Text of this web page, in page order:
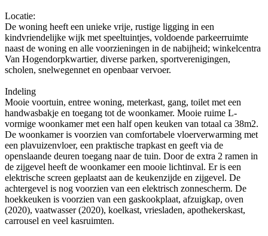
Locatie:
De woning heeft een unieke vrije, rustige ligging in een
kindvriendelijke wijk met speeltuintjes, voldoende parkeerruimte
naast de woning en alle voorzieningen in de nabijheid; winkelcentra
Van Hogendorpkwartier, diverse parken, sportverenigingen,
scholen, snelwegennet en openbaar vervoer.
Indeling
Mooie voortuin, entree woning, meterkast, gang, toilet met een
handwasbakje en toegang tot de woonkamer. Mooie ruime L-
vormige woonkamer met een half open keuken van totaal ca 38m2.
De woonkamer is voorzien van comfortabele vloerverwarming met
een plavuizenvloer, een praktische trapkast en geeft via de
openslaande deuren toegang naar de tuin. Door de extra 2 ramen in
de zijgevel heeft de woonkamer een mooie lichtinval. Er is een
elektrische screen geplaatst aan de keukenzijde en zijgevel. De
achtergevel is nog voorzien van een elektrisch zonnescherm. De
hoekkeuken is voorzien van een gaskookplaat, afzuigkap, oven
(2020), vaatwasser (2020), koelkast, vriesladen, apothekerskast,
carrousel en veel kasruimten.